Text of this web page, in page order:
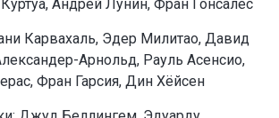
Куртуа, Андрей Лунин, Фран Гонсалес
Карвахаль, Эдер Милитао, Давид
Арнольд, Рауль Асенсио,
Фран Гарсия, Дин Хёйсен